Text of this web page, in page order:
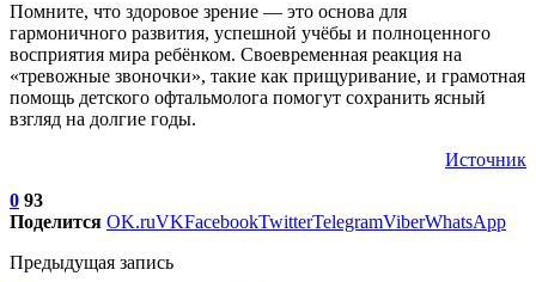
Помните, что здоровое зрение — это основа для
гармоничного развития, успешной учёбы и полноценного
восприятия мира ребёнком. Своевременная реакция на
«тревожные звоночки», такие как прищуривание, и грамотная
помощь детского офтальмолога помогут сохранить ясный
взгляд на долгие годы.
Источник
0 93
Поделится OK.ruVKFacebookTwitterTelegramViberWhatsApp
Предыдущая запись